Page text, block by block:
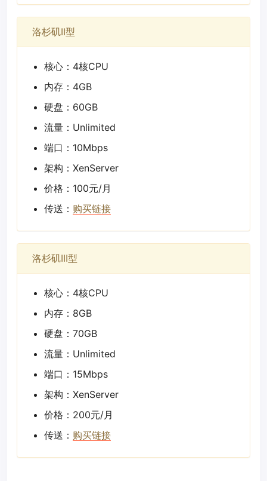
洛杉矶II型
核心：4核CPU
内存：4GB
硬盘：60GB
流量：Unlimited
端口：10Mbps
架构：XenServer
价格：100元/月
传送： 购买链接
洛杉矶III型
核心：4核CPU
内存：8GB
硬盘：70GB
流量：Unlimited
端口：15Mbps
架构：XenServer
价格：200元/月
传送： 购买链接